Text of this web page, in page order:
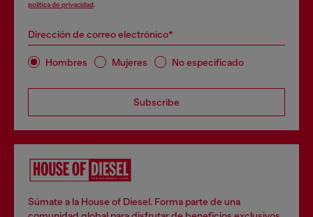
política de privacidad.
Dirección de correo electrónico*
Hombres Mujeres No especificado
Subscribe
Súmate a la House of Diesel. Forma parte de una